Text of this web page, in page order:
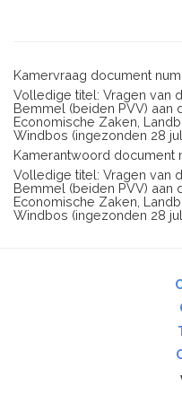
Kamervraag document
Volledige titel: Vragen van
Bemmel (beiden PVV) aan
Economische Zaken,
Windbos (ingezonden 28 juli
Kamerantwoord document
Volledige titel: Vragen van
Bemmel (beiden PVV) aan
Economische Zaken,
Windbos (ingezonden 28 juli